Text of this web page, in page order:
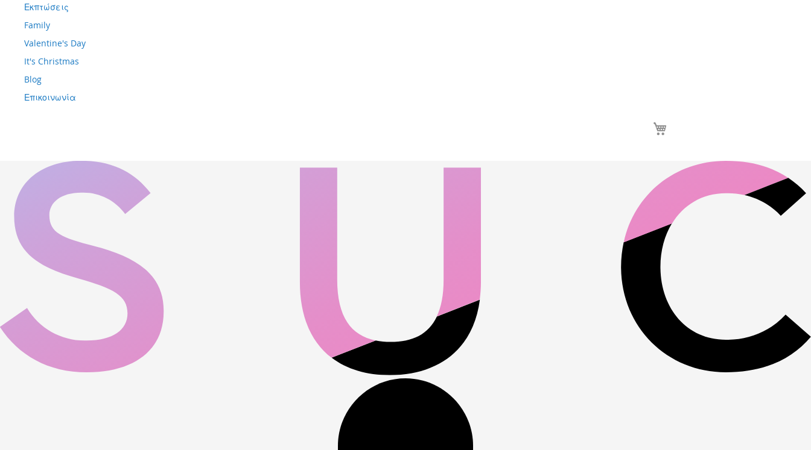
Εκπτώσεις
Family
Valentine's Day
It's Christmas
Blog
Επικοινωνία